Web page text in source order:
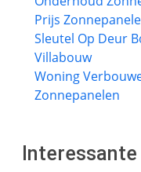
Prijs
Sleutel Op Deur
Villabouw
Woning
Zonnepanelen